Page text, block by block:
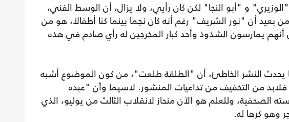
و "أبو النجا" لكن كان رأيي، ولا يزال، أن الوسط الفني،
بعيد أن "نور الشريف" رغم أنه كان نجماً بينما كنا أطفالاً، هو من
أنهم يمارسون الشذوذ وأحد كبار المخرجين له رأي صادم في هذه
يحدث النشر الخاطئ، أن "الطلقة طلعت"، من كون الموضوع أشبه
من التخفيف من تداعيات المنشور. لاسيما وأن "عبده
وللعلم هو الآن منحاز لانقلاب الثالث من يوليو، الذي
كرهاً له.